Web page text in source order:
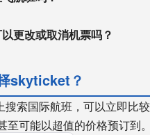
更改或取消机票吗？
skyticket？
搜索国际航班，可以立即比
至可能以超值的价格预订到